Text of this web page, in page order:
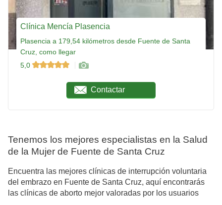
Clínica Mencía Plasencia
Plasencia a 179,54 kilómetros desde Fuente de Santa
Cruz, como llegar
5,0
Contactar
Tenemos los mejores especialistas en la Salud
de la Mujer de Fuente de Santa Cruz
Encuentra las mejores clínicas de interrupción voluntaria
del embrazo en Fuente de Santa Cruz, aquí encontrarás
las clínicas de aborto mejor valoradas por los usuarios